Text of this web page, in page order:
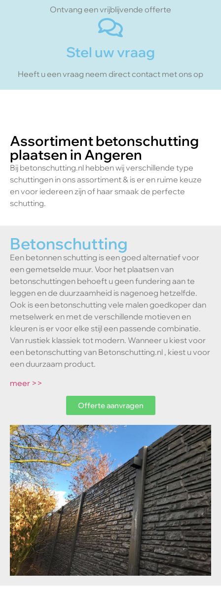
Ontvang een vrijblijvende offerte
Stel uw vraag
Heeft u een vraag neem direct contact met ons op
Assortiment betonschutting
plaatsen in Angeren
Bij betonschutting.nl hebben wij verschillende type
schuttingen in ons assortiment & is er en ruime keuze
en voor iedereen zijn of haar smaak de perfecte
schutting.
Betonschutting
Een betonnen schutting is een goed alternatief voor
een gemetselde muur. Voor het plaatsen van
betonschuttingen behoeft u geen fundering aan te
leggen en de duurzaamheid is nagenoeg hetzelfde.
Ook is een betonschutting vele malen goedkoper dan
metselwerk en met de verschillende motieven en
kleuren is er voor elke stijl een passende combinatie.
Van rustiek klassiek tot modern. Wanneer u kiest voor
een betonschutting van Betonschutting.nl , kiest u voor
een duurzaam product.
meer >>
Offerte aanvragen